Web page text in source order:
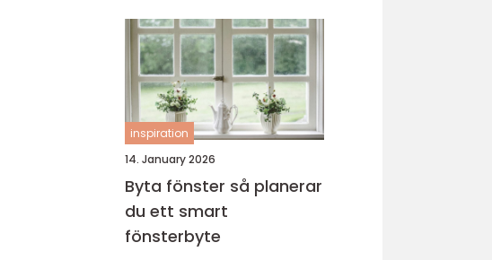
inspiration
14. January 2026
Byta fönster så planerar
du ett smart
fönsterbyte